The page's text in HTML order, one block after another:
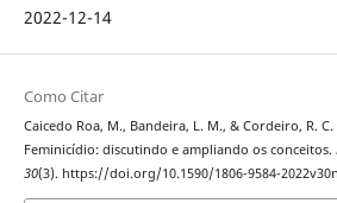
2022-12-14
Como Citar
Caicedo Roa, M., Bandeira, L. M., & Cordeiro, R.
Feminicídio: discutindo e ampliando os conceitos.
30(3). https://doi.org/10.1590/1806-9584-